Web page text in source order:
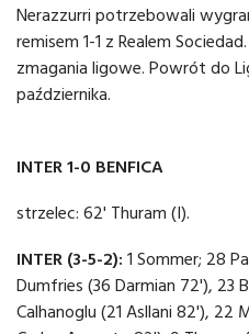
Nerazzurri potrzebowali
remisem 1-1 z Realem
zmagania ligowe. Powrót do
października.
INTER 1-0 BENFICA
strzelec: 62' Thuram (I).
INTER (3-5-2): 1 Sommer; 28
Dumfries (36 Darmian 72'), 23
Calhanoglu (21 Asllani 82'), 22